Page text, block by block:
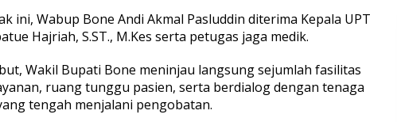
ini, Wabup Bone Andi Akmal Pasluddin diterima Kepala UPT
Hajriah, S.ST., M.Kes serta petugas jaga medik.
Wakil Bupati Bone meninjau langsung sejumlah fasilitas
ruang tunggu pasien, serta berdialog dengan tenaga
tengah menjalani pengobatan.